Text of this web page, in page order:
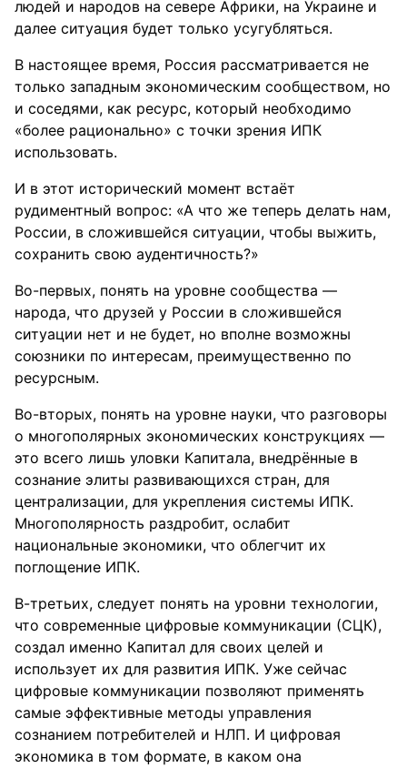
людей и народов на севере Африки, на Украине и
далее ситуация будет только усугубляться.
В настоящее время, Россия рассматривается не
только западным экономическим сообществом, но
и соседями, как ресурс, который необходимо
«более рационально» с точки зрения ИПК
использовать.
И в этот исторический момент встаёт
рудиментный вопрос: «А что же теперь делать нам,
России, в сложившейся ситуации, чтобы выжить,
сохранить свою аудентичность?»
Во-первых, понять на уровне сообщества —
народа, что друзей у России в сложившейся
ситуации нет и не будет, но вполне возможны
союзники по интересам, преимущественно по
ресурсным.
Во-вторых, понять на уровне науки, что разговоры
о многополярных экономических конструкциях —
это всего лишь уловки Капитала, внедрённые в
сознание элиты развивающихся стран, для
централизации, для укрепления системы ИПК.
Многополярность раздробит, ослабит
национальные экономики, что облегчит их
поглощение ИПК.
В-третьих, следует понять на уровни технологии,
что современные цифровые коммуникации (СЦК),
создал именно Капитал для своих целей и
использует их для развития ИПК. Уже сейчас
цифровые коммуникации позволяют применять
самые эффективные методы управления
сознанием потребителей и НЛП. И цифровая
экономика в том формате, в каком она